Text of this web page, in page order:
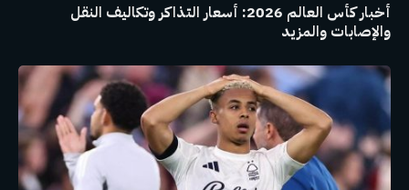
أخبار كأس العالم 2026: أسعار التذاكر وتكاليف النقل
والإصابات والمزيد